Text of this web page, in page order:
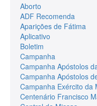
Aborto
ADF Recomenda
Aparições de Fátima
Aplicativo
Boletim
Campanha
Campanha Apóstolos
Campanha Apóstolos
Campanha Exército da
Centenário Francisco